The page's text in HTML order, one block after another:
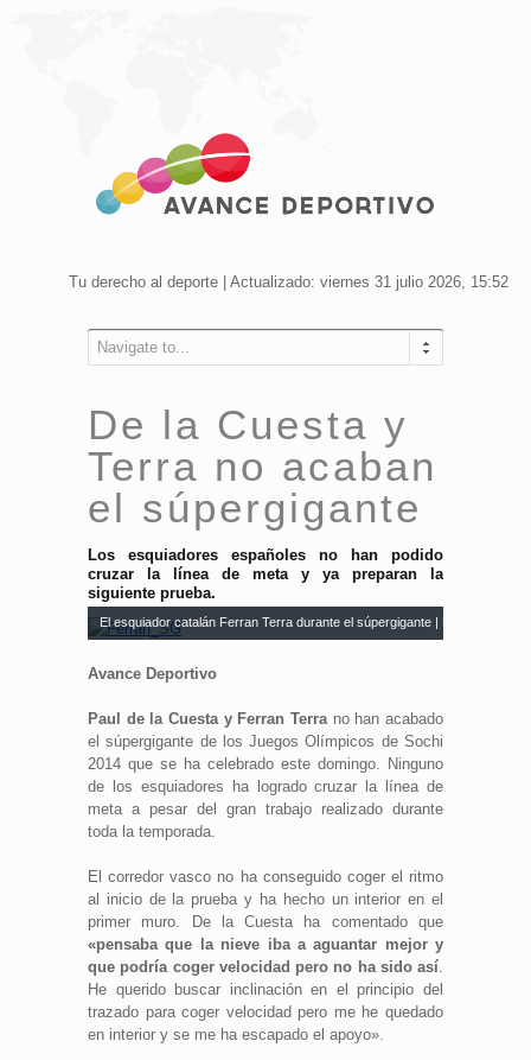
Tu derecho al deporte | Actualizado: viernes 31 julio 2026, 15:52
Navigate to...
De la Cuesta y
Terra no acaban
el súpergigante
Los esquiadores españoles no han podido
cruzar la línea de meta y ya preparan la
siguiente prueba.
El esquiador catalán Ferran Terra durante el súpergigante | RFEDI
Avance Deportivo
Paul de la Cuesta y Ferran Terrano han acabado
el súpergigante de los Juegos Olímpicos de Sochi
2014 que se ha celebrado este domingo. Ninguno
de los esquiadores ha logrado cruzar la línea de
meta a pesar del gran trabajo realizado durante
toda la temporada.
El corredor vasco no ha conseguido coger el ritmo
al inicio de la prueba y ha hecho un interior en el
primer muro. De la Cuesta ha comentado que
«pensaba que la nieve iba a aguantar mejor y
que podría coger velocidad pero no ha sido así.
He querido buscar inclinación en el principio del
trazado para coger velocidad pero me he quedado
en interior y se me ha escapado el apoyo».